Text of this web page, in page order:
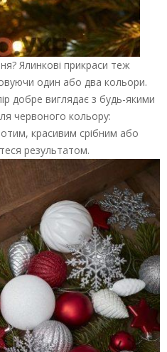
Ялинкові прикраси теж
один або два кольори.
добре виглядає з будь-якими
червоного кольору:
красивим срібним або
результатом.